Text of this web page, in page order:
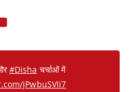
#Disha चर्चाओं में
jPwbuSVIi7